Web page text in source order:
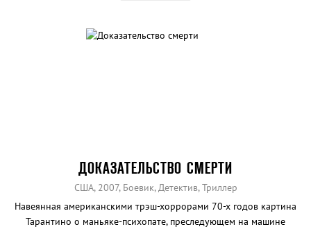
ДОКАЗАТЕЛЬСТВО СМЕРТИ
США, 2007, Боевик, Детектив, Триллер
Навеянная американскими трэш-хоррорами 70-х годов картина
Тарантино о маньяке-психопате, преследующем на машине